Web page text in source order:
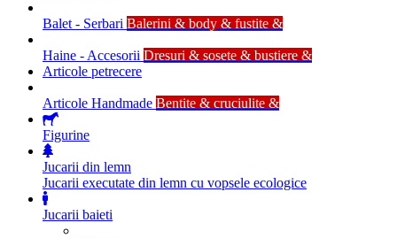
Balet - Serbari Balerini & body & fustite &
Haine - Accesorii Dresuri & sosete & bustiere &
Articole petrecere
Articole Handmade Bentite & cruciulite &
Figurine
Jucarii din lemn
Jucarii executate din lemn cu vopsele ecologice
Jucarii baieti